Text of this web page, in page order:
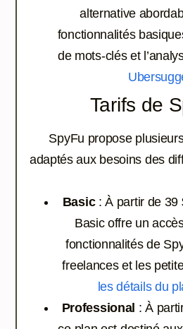
alternative
fonctionnalités
de mots-clés et
Tarifs de
SpyFu propose
adaptés aux besoins des
Basic: À partir de 39
Basic offre un
fonctionnalités de
freelances et les
les détails du
Professional : À